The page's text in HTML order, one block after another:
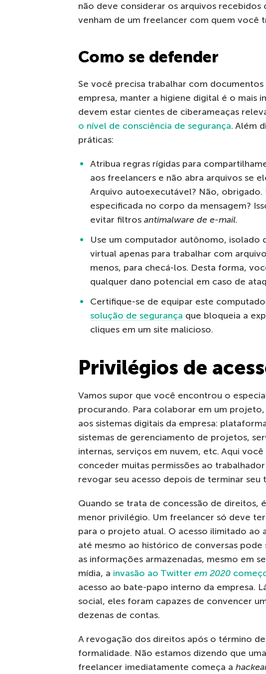
não deve considerar os arquivos
venham de um freelancer com quem você
Como se defender
Se você precisa trabalhar com
empresa, manter a higiene digital é o mais
devem estar cientes de ciberameaças
o nível de consciência de segurança. Além
práticas:
Atribua regras rígidas para
aos freelancers e não abra arquivos se
Arquivo autoexecutável? Não, obrigado.
especificada no corpo da mensagem?
evitar filtros antimalware de e-mail.
Use um computador autônomo, isolado
virtual apenas para trabalhar com
menos, para checá-los. Desta forma,
qualquer dano potencial em caso de
Certifique-se de equipar este
solução de segurança que bloqueia a
cliques em um site malicioso.
Privilégios de
Vamos supor que você encontrou o
procurando. Para colaborar em um
aos sistemas digitais da empresa:
sistemas de gerenciamento de projetos,
internas, serviços em nuvem, etc. Aqui
conceder muitas permissões ao
revogar seu acesso depois de terminar seu
Quando se trata de concessão de direitos,
menor privilégio. Um freelancer só deve
para o projeto atual. O acesso ilimitado ao
até mesmo ao histórico de conversas pode
as informações armazenadas, mesmo em
mídia, a invasão ao Twitter em 2020
acesso ao bate-papo interno da empresa.
social, eles foram capazes de convencer
dezenas de contas.
A revogação dos direitos após o término
formalidade. Não estamos dizendo que
freelancer imediatamente começa a